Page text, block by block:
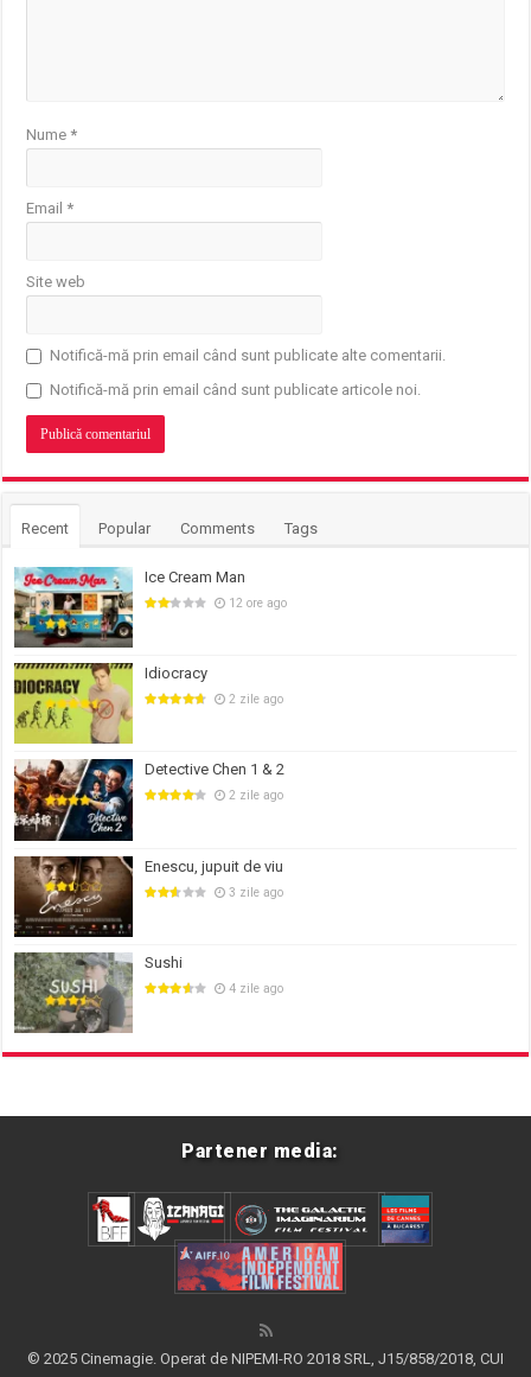
Nume*
Email*
Site web
Notifică-mă prin email când sunt publicate alte comentarii.
Notifică-mă prin email când sunt publicate articole noi.
Recent Popular Comments Tags
Ice Cream Man
12 ore ago
Idiocracy
2 zile ago
Detective Chen 1 & 2
2 zile ago
Enescu, jupuit de viu
3 zile ago
Sushi
4 zile ago
Partener media:
© 2025 Cinemagie. Operat de NIPEMI-RO 2018 SRL, J15/858/2018, CUI